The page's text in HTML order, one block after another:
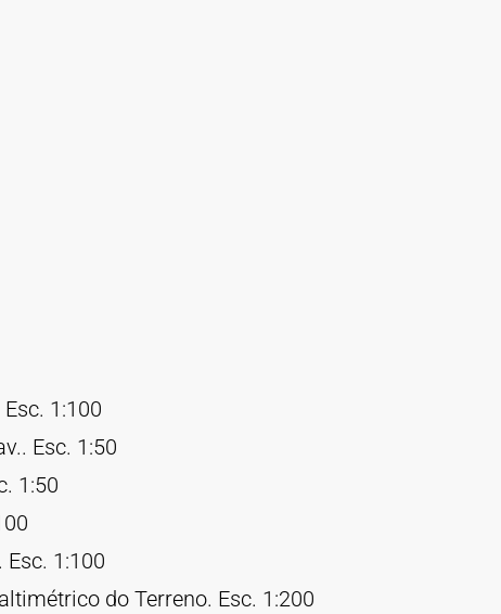
1:100
Esc. 1:50
1:50
1:100
do Terreno. Esc. 1:200